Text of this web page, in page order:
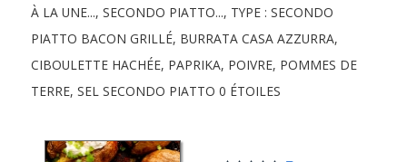
À LA UNE..., SECONDO PIATTO..., TYPE : SECONDO
PIATTO BACON GRILLÉ, BURRATA CASA AZZURRA,
CIBOULETTE HACHÉE, PAPRIKA, POIVRE, POMMES DE
TERRE, SEL SECONDO PIATTO 0 ÉTOILES